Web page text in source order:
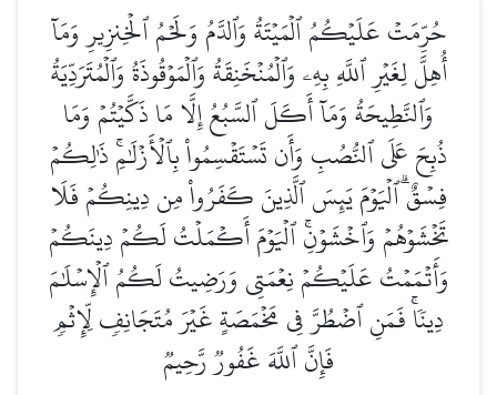
حُرِّمَتۡ عَلَيۡكُمُ ٱلۡمَيۡتَةُ وَٱلدَّمُ وَلَحۡمُ ٱلۡخِنزِيرِ وَمَآ
أُهِلَّ لِغَيۡرِ ٱللَّهِ بِهِۦ وَٱلۡمُنۡخَنِقَةُ وَٱلۡمَوۡقُوذَةُ وَٱلۡمُتَرَدِّيَةُ
وَٱلنَّطِيحَةُ وَمَآ أَكَلَ ٱلسَّبُعُ إِلَّا مَا ذَكَّيۡتُمۡ وَمَا
ذُبِحَ عَلَى ٱلنُّصُبِ وَأَن تَسۡتَقۡسِمُواْ بِٱلۡأَزۡلَٰمِۚ ذَٰلِكُمۡ
فِسۡقٌۗ ٱلۡيَوۡمَ يَئِسَ ٱلَّذِينَ كَفَرُواْ مِن دِينِكُمۡ فَلَا
تَخۡشَوۡهُمۡ وَٱخۡشَوۡنِۚ ٱلۡيَوۡمَ أَكۡمَلۡتُ لَكُمۡ دِينَكُمۡ
وَأَتۡمَمۡتُ عَلَيۡكُمۡ نِعۡمَتِي وَرَضِيتُ لَكُمُ ٱلۡإِسۡلَٰمَ
دِينٗاۚ فَمَنِ ٱضۡطُرَّ فِي مَخۡمَصَةٍ غَيۡرَ مُتَجَانِفٖ لِّإِثۡمٖ
فَإِنَّ ٱللَّهَ غَفُورٞ رَّحِيمٞ